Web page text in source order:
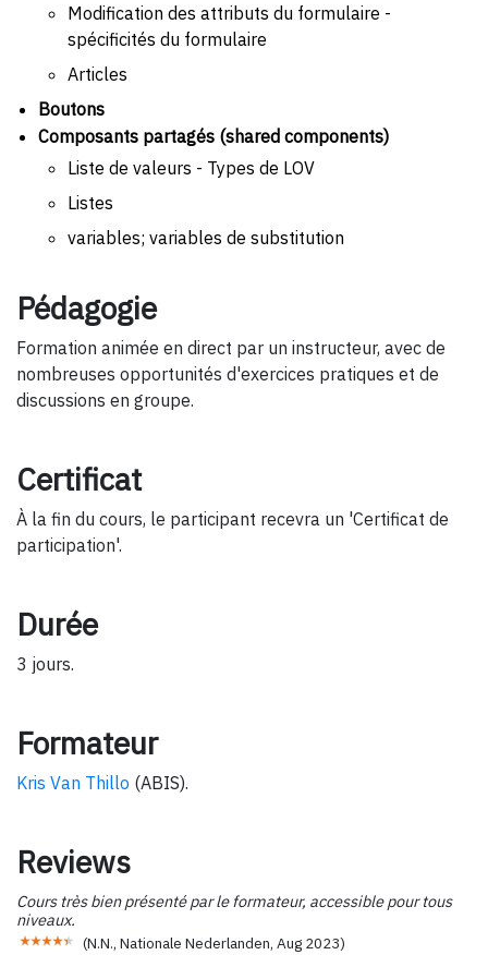
Modification des attributs du formulaire -
spécificités du formulaire
Articles
Boutons
Composants partagés (shared components)
Liste de valeurs - Types de LOV
Listes
variables; variables de substitution
Pédagogie
Formation animée en direct par un instructeur, avec de
nombreuses opportunités d'exercices pratiques et de
discussions en groupe.
Certificat
À la fin du cours, le participant recevra un 'Certificat de
participation'.
Durée
3 jours.
Formateur
Kris Van Thillo (ABIS).
Reviews
Cours très bien présenté par le formateur, accessible pour tous
niveaux.
(N.N., Nationale Nederlanden, Aug 2023)